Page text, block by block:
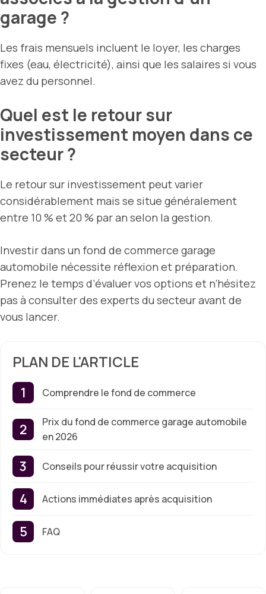
garage ?
Les frais mensuels incluent le loyer, les charges
fixes (eau, électricité), ainsi que les salaires si vous
avez du personnel.
Quel est le retour sur
investissement moyen dans ce
secteur ?
Le retour sur investissement peut varier
considérablement mais se situe généralement
entre 10 % et 20 % par an selon la gestion.
Investir dans un fond de commerce garage
automobile nécessite réflexion et préparation.
Prenez le temps d’évaluer vos options et n’hésitez
pas à consulter des experts du secteur avant de
vous lancer.
PLAN DE L'ARTICLE
Comprendre le fond de commerce
Prix du fond de commerce garage automobile
en 2026
Conseils pour réussir votre acquisition
Actions immédiates après acquisition
FAQ